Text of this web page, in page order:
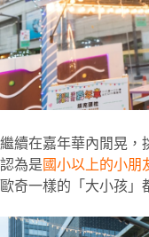
繼續在嘉年華內閒晃，
認為是 國小以上的小朋
歐奇一樣的「大小孩」